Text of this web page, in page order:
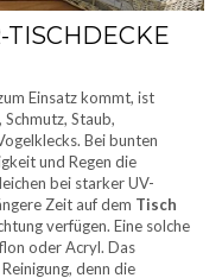
Einsatz kommt, ist
Staub,
Bei bunten
und Regen die
bei starker UV-
Zeit auf dem Tisch
verfügen. Eine solche
oder Acryl. Das
denn die